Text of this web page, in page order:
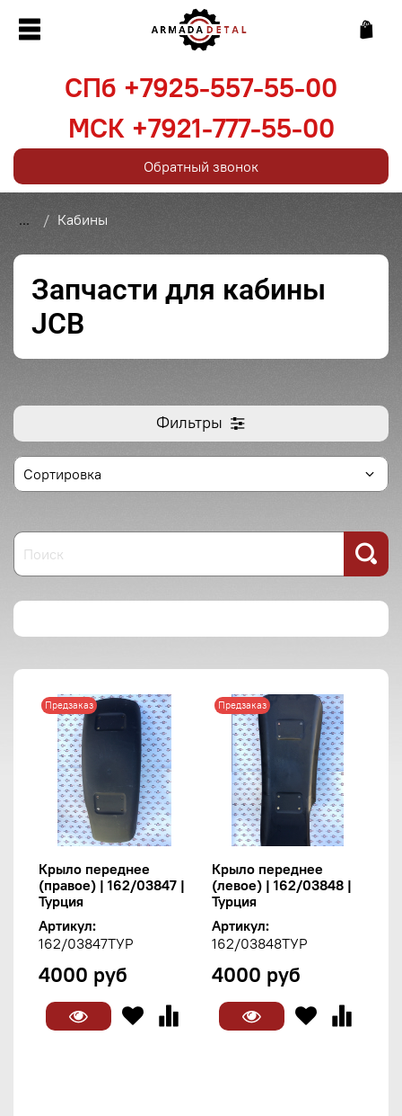
... Кабины
Запчасти для кабины
JCB
Фильтры
Предзаказ
Крыло переднее
(правое) | 162/03847 |
Турция
Артикул:
162/03847ТУР
4000 руб
Предзаказ
Крыло переднее
(левое) | 162/03848 |
Турция
Артикул:
162/03848ТУР
4000 руб
СПб +7925-557-55-00
МСК +7921-777-55-00
Обратный звонок